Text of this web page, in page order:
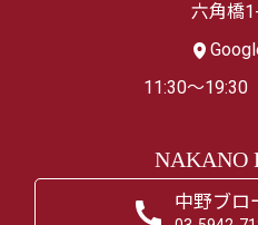
六角橋
11:30～19:30
NAKANO
中野ブロ